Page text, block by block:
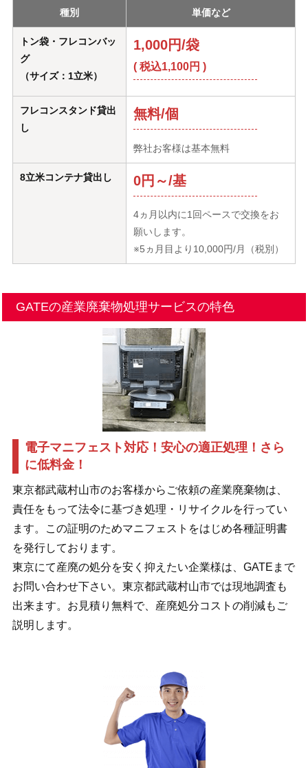
種別 単価など
トン袋・フレコンバッ
グ
（サイズ：1立米）
1,000円/袋
( 税込1,100円 )
フレコンスタンド貸出
し
無料/個
弊社お客様は基本無料
8立米コンテナ貸出し 0円～/基
4ヵ月以内に1回ペースで交換をお
願いします。
※5ヵ月目より10,000円/月（税別）
GATEの産業廃棄物処理サービスの特色
電子マニフェスト対応！安心の適正処理！さら
に低料金！
東京都武蔵村山市のお客様からご依頼の産業廃棄物は、
責任をもって法令に基づき処理・リサイクルを行ってい
ます。この証明のためマニフェストをはじめ各種証明書
を発行しております。
東京にて産廃の処分を安く抑えたい企業様は、GATEまで
お問い合わせ下さい。東京都武蔵村山市では現地調査も
出来ます。お見積り無料で、産廃処分コストの削減もご
説明します。